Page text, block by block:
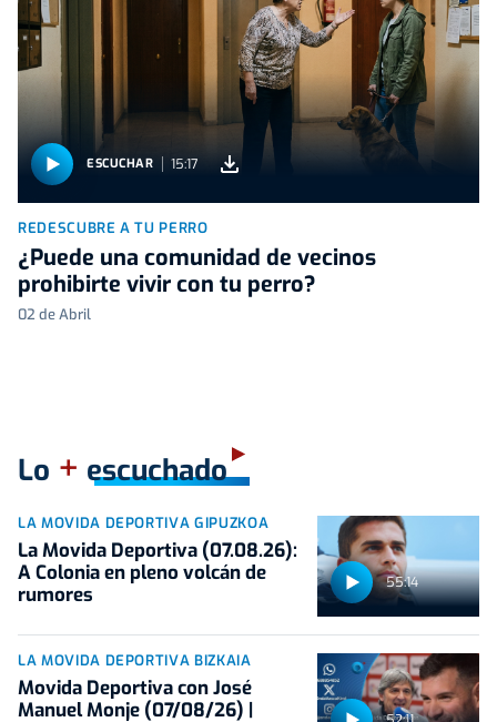
ESCUCHAR 15:17
REDESCUBRE A TU PERRO
¿Puede una comunidad de vecinos
prohibirte vivir con tu perro?
02 de Abril
Lo + escuchado
55:14
LA MOVIDA DEPORTIVA GIPUZKOA
La Movida Deportiva (07.08.26):
A Colonia en pleno volcán de
rumores
LA MOVIDA DEPORTIVA BIZKAIA
Movida Deportiva con José
Manuel Monje (07/08/26) |